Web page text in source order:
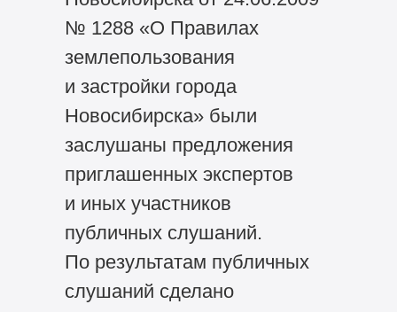
№ 1288 «О Правилах
землепользования
и застройки города
Новосибирска» были
заслушаны предложения
приглашенных экспертов
и иных участников
публичных слушаний.
По результатам публичных
слушаний сделано